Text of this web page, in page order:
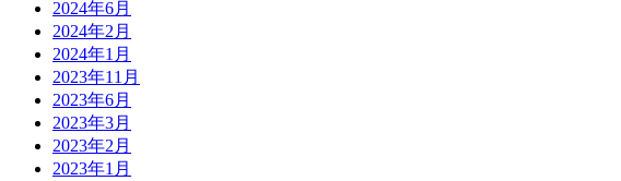
2024年6月
2024年2月
2024年1月
2023年11月
2023年6月
2023年3月
2023年2月
2023年1月